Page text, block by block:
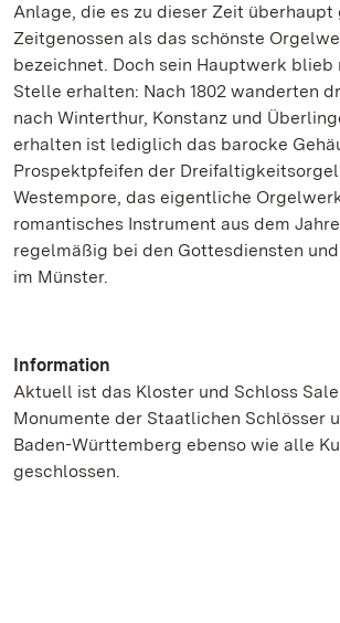
Anlage, die es zu dieser Zeit überhaupt
Zeitgenossen als das schönste
bezeichnet. Doch sein Hauptwerk blieb
Stelle erhalten: Nach 1802 wanderten
nach Winterthur, Konstanz und
erhalten ist lediglich das barocke
Prospektpfeifen der
Westempore, das eigentliche
romantisches Instrument aus dem
regelmäßig bei den Gottesdiensten
im Münster.
Information
Aktuell ist das Kloster und Schloss
Monumente der Staatlichen Schlösser
Baden-Württemberg ebenso wie alle
geschlossen.